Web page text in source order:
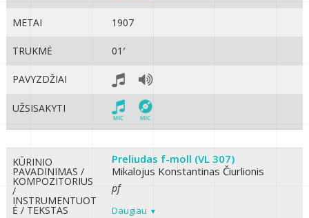
METAI 1907
TRUKMĖ 01′
PAVYZDŽIAI
UŽSISAKYTI
KŪRINIO
PAVADINIMAS /
KOMPOZITORIUS
/
INSTRUMENTUOT
Ė / TEKSTAS
Preliudas f-moll (VL 307)
Mikalojus Konstantinas Čiurlionis
pf
Daugiau